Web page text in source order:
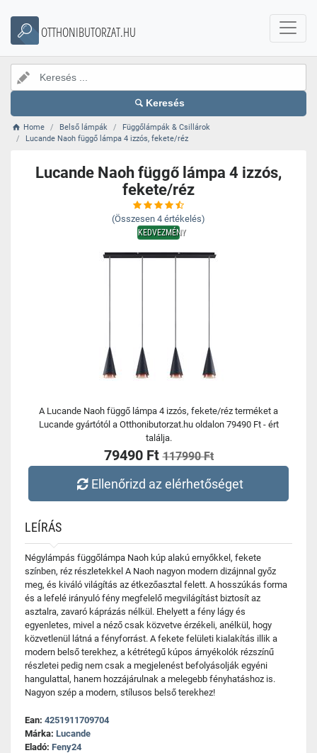
OTTHONIBUTORZAT.HU
Keresés
Home Belső lámpák
Függőlámpák & Csillárok
Lucande Naoh függő lámpa 4 izzós, fekete/réz
Lucande Naoh függő lámpa 4 izzós,
fekete/réz
(Összesen 4 értékelés)
KEDVEZMÉNY
A Lucande Naoh függő lámpa 4 izzós, fekete/réz terméket a
Lucande gyártótól a Otthonibutorzat.hu oldalon 79490 Ft - ért
találja.
79490 Ft117990 Ft
Ellenőrizd az elérhetőséget
LEÍRÁS
Négylámpás függőlámpa Naoh kúp alakú ernyőkkel, fekete
színben, réz részletekkel A Naoh nagyon modern dizájnnal győz
meg, és kiváló világítás az étkezőasztal felett. A hosszúkás forma
és a lefelé irányuló fény megfelelő megvilágítást biztosít az
asztalra, zavaró káprázás nélkül. Ehelyett a fény lágy és
egyenletes, mivel a néző csak közvetve érzékeli, anélkül, hogy
közvetlenül látná a fényforrást. A fekete felületi kialakítás illik a
modern belső terekhez, a kétrétegű kúpos árnyékolók rézszínű
részletei pedig nem csak a megjelenést befolyásolják egyéni
hangulattal, hanem hozzájárulnak a melegebb fényhatáshoz is.
Nagyon szép a modern, stílusos belső terekhez!
Ean: 4251911709704
Márka: Lucande
Eladó: Feny24